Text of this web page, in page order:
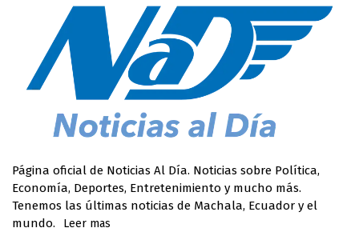
Página oficial de Noticias Al Día. Noticias sobre Política,
Economía, Deportes, Entretenimiento y mucho más.
Tenemos las últimas noticias de Machala, Ecuador y el
mundo.
Leer mas